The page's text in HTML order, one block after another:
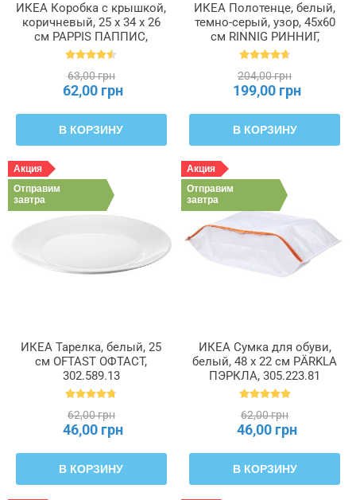
ИКЕА Коробка с крышкой,
коричневый, 25 x 34 x 26
см PAPPIS ПАППИС,
001.004.67
63,00 грн
62,00 грн
В КОРЗИНУ
ИКЕА Полотенце, белый,
темно-серый, узор, 45x60
см RINNIG РИННИГ,
204.763.46
204,00 грн
199,00 грн
В КОРЗИНУ
Акция
Отправим
завтра
ИКЕА Тарелка, белый, 25
см OFTAST ОФТАСТ,
302.589.13
62,00 грн
46,00 грн
В КОРЗИНУ
Акция
Отправим
завтра
ИКЕА Сумка для обуви,
белый, 48 x 22 см PÄRKLA
ПЭРКЛА, 305.223.81
62,00 грн
46,00 грн
В КОРЗИНУ